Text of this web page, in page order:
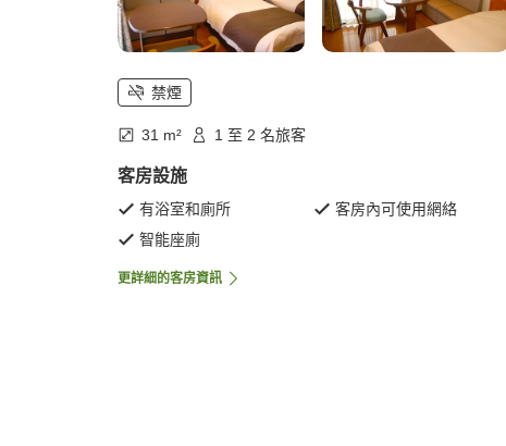
禁煙
31 m² 1 至 2 名旅客
客房設施
有浴室和廁所
客房內可使用網絡
智能座廁
更詳細的客房資訊